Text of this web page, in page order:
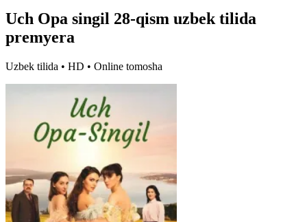
Uch Opa singil 28-qism uzbek tilida
premyera
Uzbek tilida • HD • Online tomosha